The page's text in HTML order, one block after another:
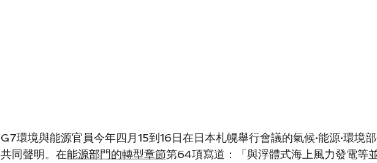
G7環境與能源官員今年四月15到16日在日本札幌舉行會議的氣候·能源·環境
共同聲明。在能源部門的轉型章節第64項寫道：「與浮體式海上風力發電等